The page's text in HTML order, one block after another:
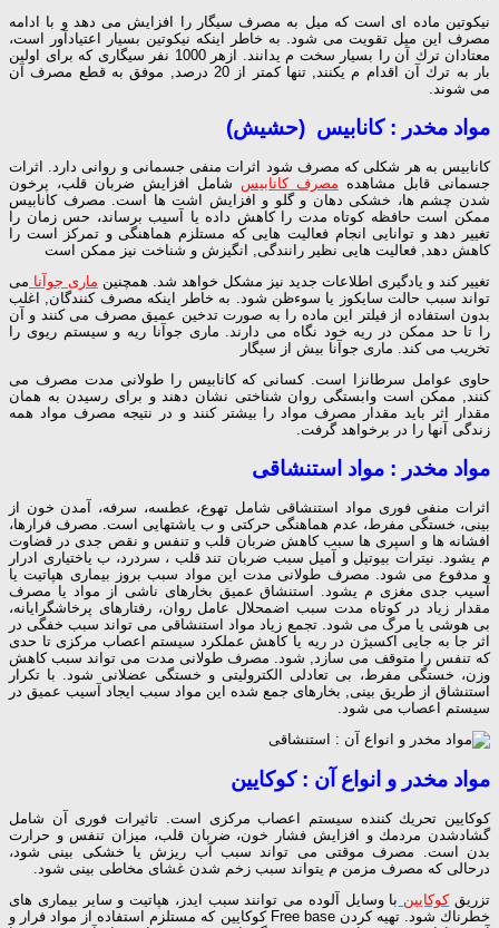
نیكوتین ماده ای است كه میل به مصرف سیگار را افزایش می دهد و با ادامه
مصرف این میل تقویت می شود. به خاطر اینكه نیكوتین بسیار اعتیادآور است،
معتادان ترك آن را بسیار سخت م یدانند. ازهر 1000 نفر سیگاری كه برای اولین
بار به ترك آن اقدام م یكنند, تنها كمتر از 20 درصد, موفق به قطع مصرف آن
می شوند.
مواد مخدر : كانابیس (حشیش)
كانابیس به هر شكلی كه مصرف شود اثرات منفی جسمانی و روانی دارد. اثرات
جسمانی قابل مشاهده مصرف كانابیس شامل افزایش ضربان قلب، پرخون
شدن چشم ها، خشكی دهان و گلو و افزایش اشت ها است. مصرف كانابیس
ممكن است حافظه كوتاه مدت را كاهش داده یا آسیب برساند، حس زمان را
تغییر دهد و توانایی انجام فعالیت هایی كه مستلزم هماهنگی و تمركز است را
كاهش دهد, فعالیت هایی نظیر رانندگی, انگیزش و شناخت نیز ممكن است
تغییر كند و یادگیری اطلاعات جدید نیز مشكل خواهد شد. همچنین ماری جوآنا می
تواند سبب حالت سایكوز یا سوءظن شود. به خاطر اینكه مصرف كنندگان, اغلب
بدون استفاده از فیلتر این ماده را به صورت تدخین عمیق مصرف می كنند و آن
را تا حد ممكن در ریه خود نگاه می دارند. ماری جوآنا ریه و سیستم ریوی را
تخریب می كند. ماری جوآنا بیش از سیگار
حاوی عوامل سرطانزا است. كسانی كه كانابیس را طولانی مدت مصرف می
كنند, ممكن است وابستگی روان شناختی نشان دهند و برای رسیدن به همان
مقدار اثر باید مقدار مصرف مواد را بیشتر كنند و در نتیجه مصرف مواد همه
زندگی آنها را در برخواهد گرفت.
مواد مخدر : مواد استنشاقی
اثرات منفی فوری مواد استنشاقی شامل تهوع، عطسه، سرفه، آمدن خون از
بینی، خستگی مفرط، عدم هماهنگی حركتی و ب یاشتهایی است. مصرف فرارها،
افشانه ها و اسپری ها سبب كاهش ضربان قلب و تنفس و نقص جدی در قضاوت
م یشود. نیترات بیوتیل و آمیل سبب ضربان تند قلب ، سردرد، ب یاختیاری ادرار
و مدفوع می شود. مصرف طولانی مدت این مواد سبب بروز بیماری هپاتیت یا
آسیب جدی مغزی م یشود. استنشاق عمیق بخارهای ناشی از مواد یا مصرف
مقدار زیاد در كوتاه مدت سبب اضمحلال عامل روان، رفتارهای پرخاشگرایانه،
بی هوشی یا مرگ می شود. تجمع زیاد مواد استنشاقی می تواند سبب خفگی در
اثر جا به جایی اكسیژن در ریه یا كاهش عملكرد سیستم اعصاب مركزی تا حدی
كه تنفس را متوقف می سازد, شود. مصرف طولانی مدت می تواند سبب كاهش
وزن، خستگی مفرط، بی تعادلی الكترولیتی و خستگی عضلانی شود. با تكرار
استنشاق از طریق بینی, بخارهای جمع شده این مواد سبب ایجاد آسیب عمیق در
سیستم اعصاب می شود.
مواد مخدر و انواع آن : كوكایین
كوكایین تحریك كننده سیستم اعصاب مركزی است. تاثیرات فوری آن شامل
گشادشدن مردمك و افزایش فشار خون، ضربان قلب، میزان تنفس و حرارت
بدن است. مصرف موقتی می تواند سبب آب ریزش یا خشكی بینی شود،
درحالی كه مصرف مزمن م یتواند سبب زخم شدن غشای مخاطی بینی شود.
تزریقكوكایین با وسایل آلوده می توانند سبب ایدز، هپاتیت و سایر بیماری های
خطرناك شود. تهیه كردن Free base كوكایین كه مستلزم استفاده از مواد فرار و